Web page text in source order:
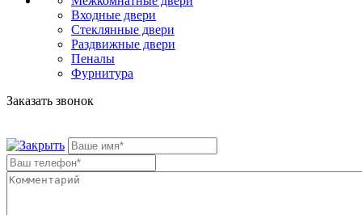
Входные двери
Стеклянные двери
Раздвижные двери
Пеналы
Фурнитура
Заказать звонок